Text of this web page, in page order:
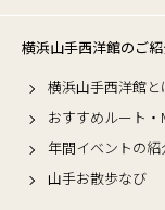
横浜山手西洋館のご
横浜山手西洋館と
おすすめルート・
年間イベントの紹
山手お散歩なび